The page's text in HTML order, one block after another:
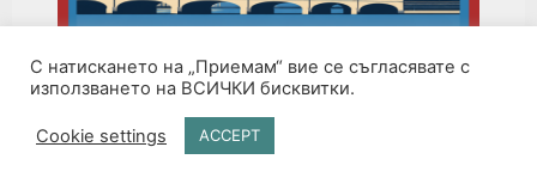
LONDON ПРЕЗ СЕДМОТО
ДЕСЕТИЛЕТИЕ НА XX ВЕК (1960-1970)
LONDON GUIDE/
Swinging London
,Лондон 1960-1970
С натискането на „Приемам“ вие се съгласявате с
използването на ВСИЧКИ бисквитки.
Cookie settings ACCEPT